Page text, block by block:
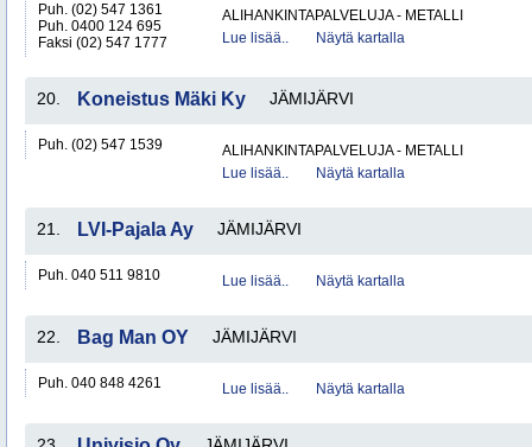
Puh. (02) 547 1361
Puh. 0400 124 695
Faksi (02) 547 1777
ALIHANKINTAPALVELUJA - METALLI
Lue lisää..
Näytä kartalla
20. Koneistus Mäki Ky JÄMIJÄRVI
Puh. (02) 547 1539
ALIHANKINTAPALVELUJA - METALLI
Lue lisää..
Näytä kartalla
21. LVI-Pajala Ay JÄMIJÄRVI
Puh. 040 511 9810 Lue lisää.. Näytä kartalla
22. Bag Man OY JÄMIJÄRVI
Puh. 040 848 4261 Lue lisää.. Näytä kartalla